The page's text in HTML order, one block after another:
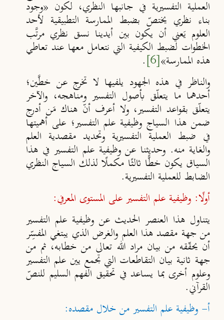
العملية التفسيرية في جانبها النظري، لكون «وجود
بناء نظري يختصّ بضبط الممارسة التطبيقية لأحد
العلوم يَعني أن يكون بين أيدينا نسق نظري مرتَّب
الخطوات لضبط الكيفية التي نتعامل معها عند تعاطي
هذه الممارسة»
[6]
.
والناظر في هذه الجهود يلفيها لا تخرج عن خطَّين؛
أحدهما ما يتعلّق بأصول التفسير ومناهجه، والآخر
يتعلّق بقواعد التفسير، ولا أعرف أنّ هناك مَن أدرج
ضمن هذا السياج وظيفية علم التفسير؛ على أهميتها
في ضبط العملية التفسيرية وتحديد مقصدية العلم
والغاية منه. وحديثنا عن وظيفية علم التفسير في هذا
السياق يكون خطًّا ثالثًا مكملًا لذلك السياج النظري
الضابط للعملية التفسيرية.
أولًا: وظيفية علم التفسير على المستوى المعرفي:
يتناول هذا العنصر الحديث عن وظيفية علم التفسير
من جهة مقصد هذا العلم والغرض الذي يبتغي المفسِّر
أن يحقّقه من بيان مراد الله تعالى من خطابه، ثم من
جهة ثانية بيان التقاطعات التي تجمع يين علم التفسير
وعلوم أخرى بما يساعد في تحقيق الفهم السليم للنصّ
القرآني.
أ- وظيفية علم التفسير من خلال مقصده: